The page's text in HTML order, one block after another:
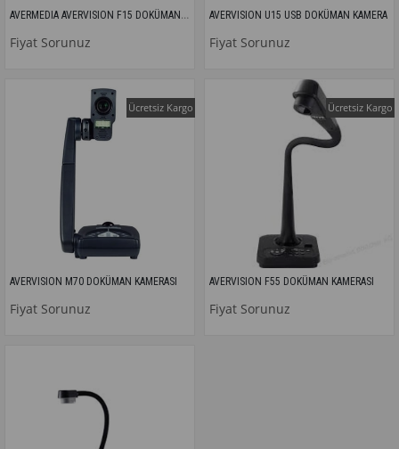
AVERMEDIA AVERVISION F15 DOKÜMAN KAMERASI
Fiyat Sorunuz
AVERVISION U15 USB DOKÜMAN KAMERA
Fiyat Sorunuz
AVERVISION M70 DOKÜMAN KAMERASI
Ücretsiz Kargo
Fiyat Sorunuz
AVERVISION F55 DOKÜMAN KAMERASI
Ücretsiz Kargo
Fiyat Sorunuz